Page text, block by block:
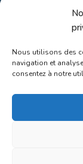
Nous utilisons des
navigation et
consentez à notre
Liens
Liens
Liens
Liens